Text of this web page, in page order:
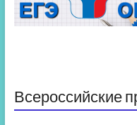
Всероссийские